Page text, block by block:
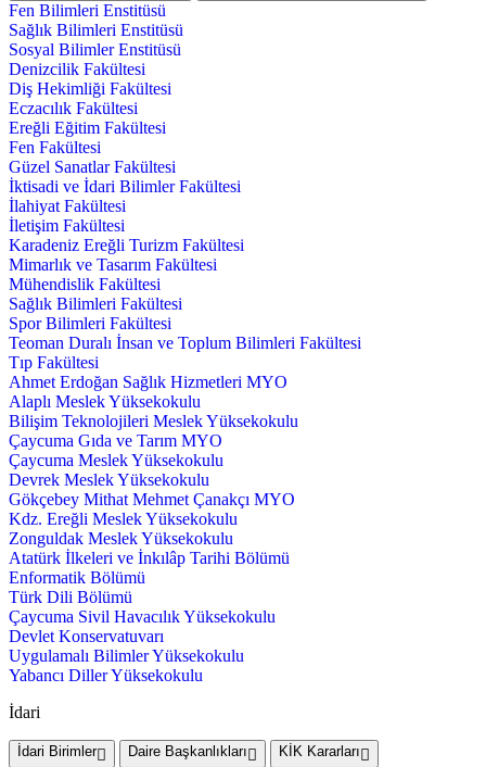
Fen Bilimleri Enstitüsü
Sağlık Bilimleri Enstitüsü
Sosyal Bilimler Enstitüsü
Denizcilik Fakültesi
Diş Hekimliği Fakültesi
Eczacılık Fakültesi
Ereğli Eğitim Fakültesi
Fen Fakültesi
Güzel Sanatlar Fakültesi
İktisadi ve İdari Bilimler Fakültesi
İlahiyat Fakültesi
İletişim Fakültesi
Karadeniz Ereğli Turizm Fakültesi
Mimarlık ve Tasarım Fakültesi
Mühendislik Fakültesi
Sağlık Bilimleri Fakültesi
Spor Bilimleri Fakültesi
Teoman Duralı İnsan ve Toplum Bilimleri Fakültesi
Tıp Fakültesi
Ahmet Erdoğan Sağlık Hizmetleri MYO
Alaplı Meslek Yüksekokulu
Bilişim Teknolojileri Meslek Yüksekokulu
Çaycuma Gıda ve Tarım MYO
Çaycuma Meslek Yüksekokulu
Devrek Meslek Yüksekokulu
Gökçebey Mithat Mehmet Çanakçı MYO
Kdz. Ereğli Meslek Yüksekokulu
Zonguldak Meslek Yüksekokulu
Atatürk İlkeleri ve İnkılâp Tarihi Bölümü
Enformatik Bölümü
Türk Dili Bölümü
Çaycuma Sivil Havacılık Yüksekokulu
Devlet Konservatuvarı
Uygulamalı Bilimler Yüksekokulu
Yabancı Diller Yüksekokulu
İdari
İdari Birimler Daire Başkanlıkları KİK Kararları